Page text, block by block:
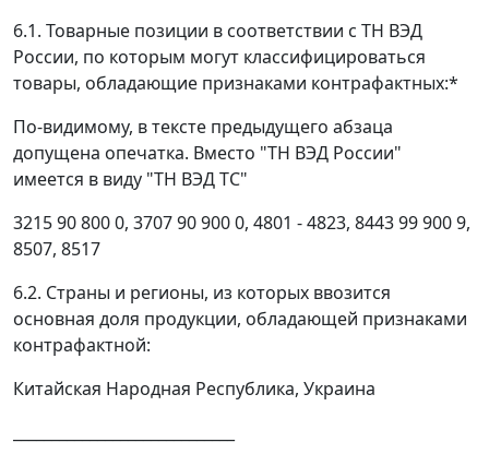
6.1. Товарные позиции в соответствии с ТН ВЭД
России, по которым могут классифицироваться
товары, обладающие признаками контрафактных:*
По-видимому, в тексте предыдущего абзаца
допущена опечатка. Вместо "ТН ВЭД России"
имеется в виду "ТН ВЭД ТС"
3215 90 800 0, 3707 90 900 0, 4801 - 4823, 8443 99 900 9,
8507, 8517
6.2. Страны и регионы, из которых ввозится
основная доля продукции, обладающей признаками
контрафактной:
Китайская Народная Республика, Украина